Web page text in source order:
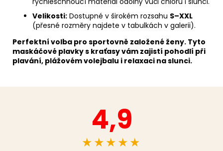
Velikosti: Dostupné v širokém rozsahu S–XXL
(přesné rozměry najdete v tabulkách v galerii).
Perfektní volba pro sportovně založené ženy. Tyto
maskáčové plavky s kraťasy vám zajistí pohodlí při
plavání, plážovém volejbalu i relaxaci na slunci.
4,9
★★★★★